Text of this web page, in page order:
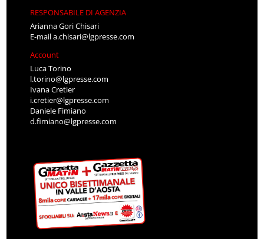
RESPONSABILE DI AGENZIA
Arianna Gori Chisari
E-maila.chisari@lgpresse.com
Account
Luca Torino
l.torino@lgpresse.com
Ivana Cretier
i.cretier@lgpresse.com
Daniele Fimiano
d.fimiano@lgpresse.com